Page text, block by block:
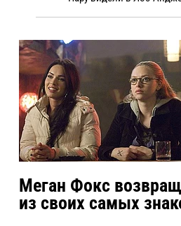
Меган Фокс
из своих самых